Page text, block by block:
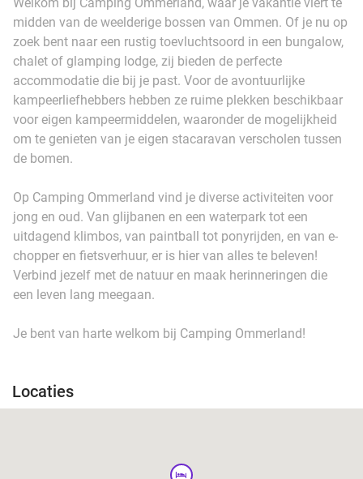
midden van de weelderige bossen van Ommen. Of je nu op
zoek bent naar een rustig toevluchtsoord in een bungalow,
chalet of glamping lodge, zij bieden de perfecte
accommodatie die bij je past. Voor de avontuurlijke
kampeerliefhebbers hebben ze ruime plekken beschikbaar
voor eigen kampeermiddelen, waaronder de mogelijkheid
om te genieten van je eigen stacaravan verscholen tussen
de bomen.
Op Camping Ommerland vind je diverse activiteiten voor
jong en oud. Van glijbanen en een waterpark tot een
uitdagend klimbos, van paintball tot ponyrijden, en van e-
chopper en fietsverhuur, er is hier van alles te beleven!
Verbind jezelf met de natuur en maak herinneringen die
een leven lang meegaan.
Je bent van harte welkom bij Camping Ommerland!
Locaties
hotel